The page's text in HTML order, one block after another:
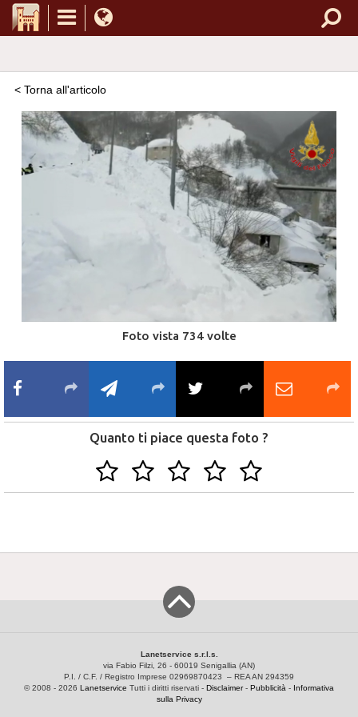
< Torna all'articolo
Foto vista 734 volte
Quanto ti piace questa foto ?
Lanetservice s.r.l.s.
via Fabio Filzi, 26 - 60019 Senigallia (AN)
P.I. / C.F. / Registro Imprese 02969870423 – REA AN 294359
© 2008 - 2026 Lanetservice Tutti i diritti riservati - Disclaimer- Pubblicità - Informativa
sulla Privacy